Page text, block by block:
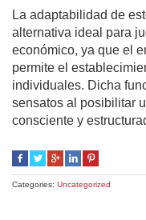
La adaptabilidad de
alternativa ideal para
económico, ya que el
permite el
individuales. Dicha
sensatos al posibilitar
consciente y
Categories: Uncategorized